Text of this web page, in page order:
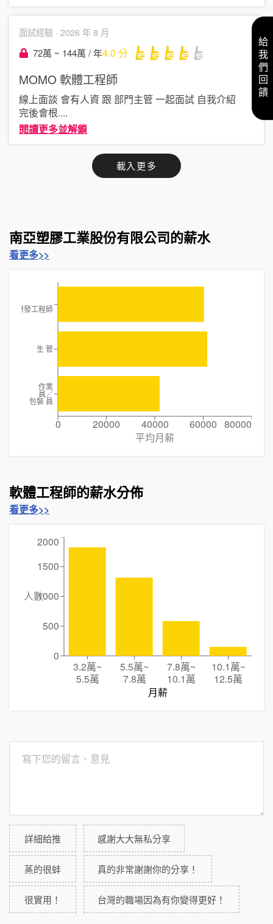
面試經驗 · 2026 年 8 月
72萬 ~ 144萬 / 年4.0 分
MOMO軟體工程師
線上面談 會有人資 跟 部門主管 一起面試 自我介紹
完後會根....
閱讀更多並解鎖
載入更多
南亞塑膠工業股份有限公司的薪水
看更多>>
0 20000 40000 60000 80000
平均月薪
材研發工程師
生 管
作業
員╱
包裝 員
軟體工程師的薪水分佈
看更多>>
3.2萬~
5.5萬
5.5萬~
7.8萬
7.8萬~
10.1萬
10.1萬~
12.5萬
月薪
0
500
1000
1500
2000
人數
詳細給推 感謝大大無私分享
蒸的很蚌 真的非常謝謝你的分享！
很實用！ 台灣的職場因為有你變得更好！
給我們回饋